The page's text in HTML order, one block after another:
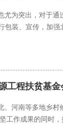
尤为突出，对于
装、宣传，加强
工程扶贫基
、河南等多地乡
作成果的同时